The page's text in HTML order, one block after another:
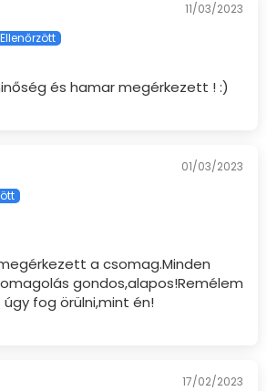
11/03/2023
és hamar megérkezett ! :)
01/03/2023
a csomag.Minden
gondos,alapos!Remélem
fog örülni,mint én!
17/02/2023